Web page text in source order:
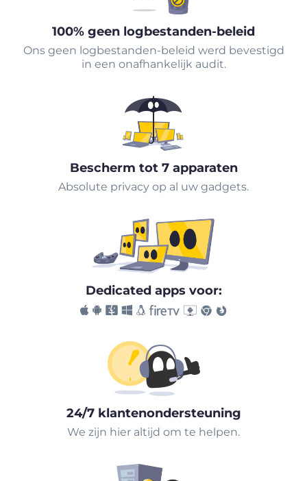
100% geen logbestanden-beleid
Ons geen logbestanden-beleid werd bevestigd
in een onafhankelijk audit.
Bescherm tot 7 apparaten
Absolute privacy op al uw gadgets.
Dedicated apps voor:
24/7 klantenondersteuning
We zijn hier altijd om te helpen.